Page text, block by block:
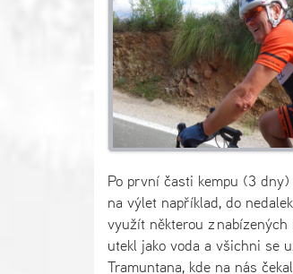
Po první časti kempu (3
na výlet například, do
využít některou z
utekl jako voda a všichni se
Tramuntana, kde na nás